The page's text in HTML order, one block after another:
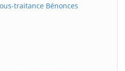
traitance Bénonces